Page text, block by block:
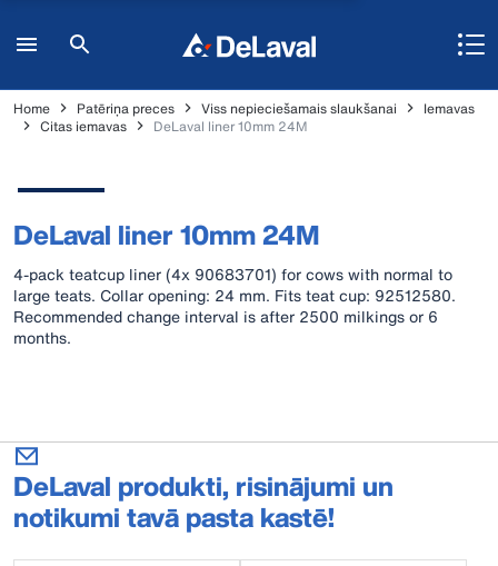
Home Patēriņa preces Viss nepieciešamais slaukšanai
Iemavas
Citas iemavas
DeLaval liner 10mm 24M
DeLaval liner 10mm 24M
4-pack teatcup liner (4x 90683701) for cows with normal to
large teats. Collar opening: 24 mm. Fits teat cup: 92512580.
Recommended change interval is after 2500 milkings or 6
months.
DeLaval produkti, risinājumi un
notikumi tavā pasta kastē!